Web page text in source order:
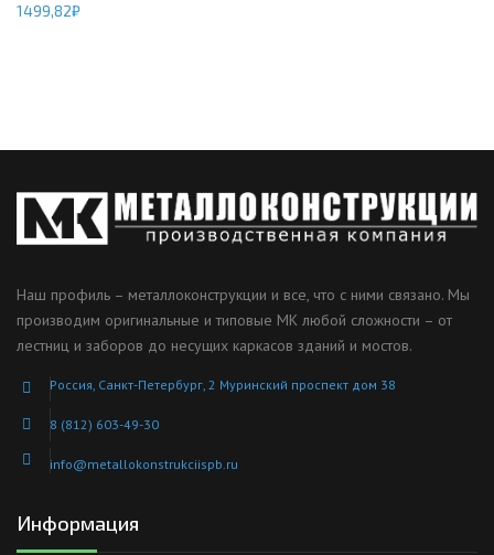
1499,82₽
Наш профиль – металлоконструкции и все, что с ними связано. Мы
производим оригинальные и типовые МК любой сложности – от
лестниц и заборов до несущих каркасов зданий и мостов.
Россия, Санкт-Петербург, 2 Муринский проспект дом 38
8 (812) 603-49-30
info@metallokonstrukciispb.ru
Информация